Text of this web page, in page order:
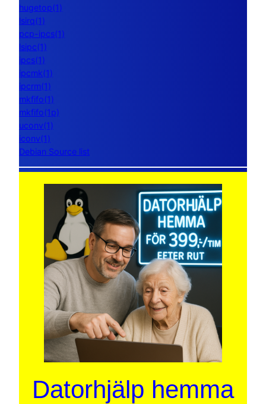
hugetop(1)
lsirq(1)
pcp-ipcs(1)
lsipc(1)
ipcs(1)
ipcmk(1)
ipcrm(1)
mkfifo(1)
mkfifo(1p)
uconv(1)
iconv(1)
Debian Source list
Datorhjälp hemma